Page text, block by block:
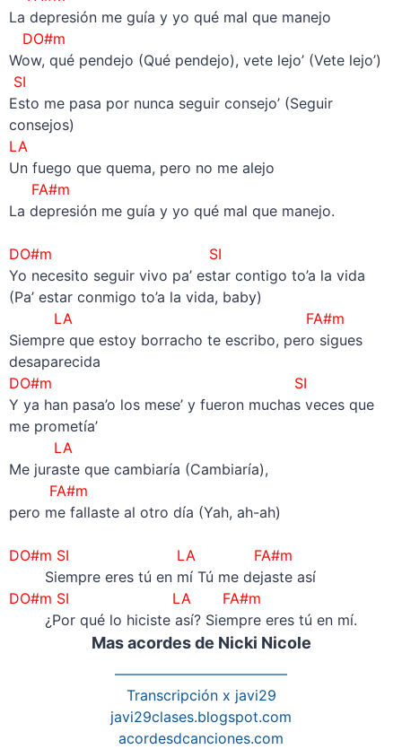
La depresión me guía y yo qué mal que manejo
DO#m
Wow, qué pendejo (Qué pendejo), vete lejo’ (Vete lejo’)
SI
Esto me pasa por nunca seguir consejo’ (Seguir
consejos)
LA
Un fuego que quema, pero no me alejo
FA#m
La depresión me guía y yo qué mal que manejo.
DO#m SI
Yo necesito seguir vivo pa’ estar contigo to’a la vida
(Pa’ estar conmigo to’a la vida, baby)
LA FA#m
Siempre que estoy borracho te escribo, pero sigues
desaparecida
DO#m SI
Y ya han pasa’o los mese’ y fueron muchas veces que
me prometía’
LA
Me juraste que cambiaría (Cambiaría),
FA#m
pero me fallaste al otro día (Yah, ah-ah)
DO#m SI LA FA#m
Siempre eres tú en mí Tú me dejaste así
DO#m SI LA FA#m
¿Por qué lo hiciste así? Siempre eres tú en mí.
Mas acordes de Nicki Nicole
————————————
Transcripción x javi29
javi29clases.blogspot.com
acordesdcanciones.com